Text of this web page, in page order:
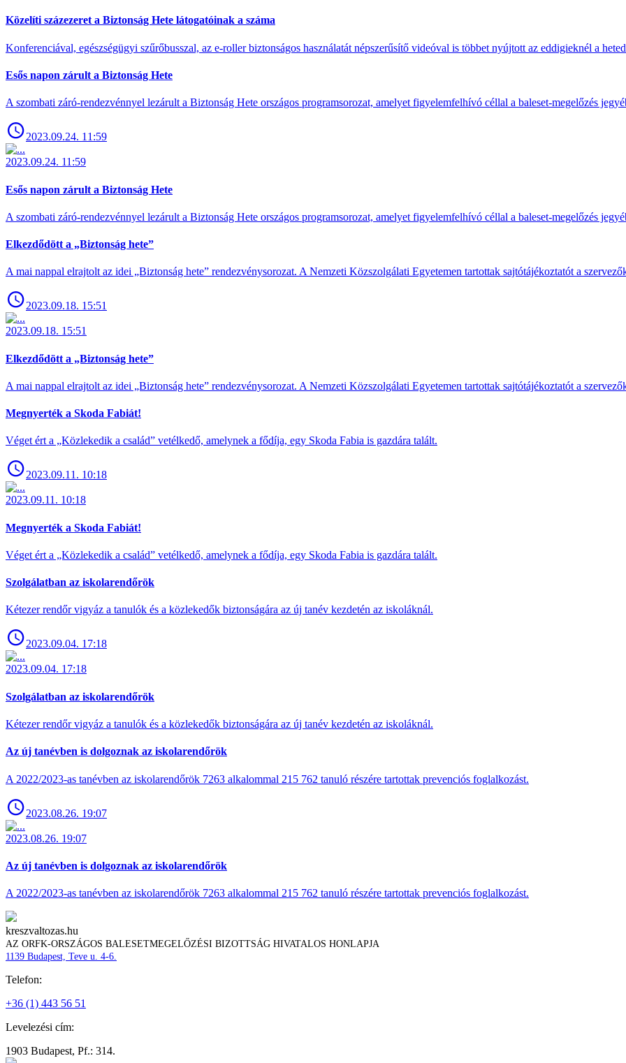
Közelíti százezeret a Biztonság Hete látogatóinak a száma
Konferenciával, egészségügyi szűrőbusszal, az e-roller biztonságos használatát népszerűsítő videóval is többet nyújtott az eddigieknél a
Esős napon zárult a Biztonság Hete
A szombati záró-rendezvénnyel lezárult a Biztonság Hete országos programsorozat, amelyet figyelemfelhívó céllal a baleset-megelőzés
2023.09.24. 11:59
2023.09.24. 11:59
Esős napon zárult a Biztonság Hete
A szombati záró-rendezvénnyel lezárult a Biztonság Hete országos programsorozat, amelyet figyelemfelhívó céllal a baleset-megelőzés
Elkezdődött a „Biztonság hete”
A mai nappal elrajtolt az idei „Biztonság hete” rendezvénysorozat. A Nemzeti Közszolgálati Egyetemen tartottak sajtótájékoztatót a
2023.09.18. 15:51
2023.09.18. 15:51
Elkezdődött a „Biztonság hete”
A mai nappal elrajtolt az idei „Biztonság hete” rendezvénysorozat. A Nemzeti Közszolgálati Egyetemen tartottak sajtótájékoztatót a
Megnyerték a Skoda Fabiát!
Véget ért a „Közlekedik a család” vetélkedő, amelynek a fődíja, egy Skoda Fabia is gazdára talált.
2023.09.11. 10:18
2023.09.11. 10:18
Megnyerték a Skoda Fabiát!
Véget ért a „Közlekedik a család” vetélkedő, amelynek a fődíja, egy Skoda Fabia is gazdára talált.
Szolgálatban az iskolarendőrök
Kétezer rendőr vigyáz a tanulók és a közlekedők biztonságára az új tanév kezdetén az iskoláknál.
2023.09.04. 17:18
2023.09.04. 17:18
Szolgálatban az iskolarendőrök
Kétezer rendőr vigyáz a tanulók és a közlekedők biztonságára az új tanév kezdetén az iskoláknál.
Az új tanévben is dolgoznak az iskolarendőrök
A 2022/2023-as tanévben az iskolarendőrök 7263 alkalommal 215 762 tanuló részére tartottak prevenciós foglalkozást.
2023.08.26. 19:07
2023.08.26. 19:07
Az új tanévben is dolgoznak az iskolarendőrök
A 2022/2023-as tanévben az iskolarendőrök 7263 alkalommal 215 762 tanuló részére tartottak prevenciós foglalkozást.
kreszvaltozas.hu
AZ ORFK-ORSZÁGOS BALESETMEGELŐZÉSI BIZOTTSÁG HIVATALOS HONLAPJA
1139 Budapest, Teve u. 4-6.
Telefon:
+36 (1) 443 56 51
Levelezési cím:
1903 Budapest, Pf.: 314.